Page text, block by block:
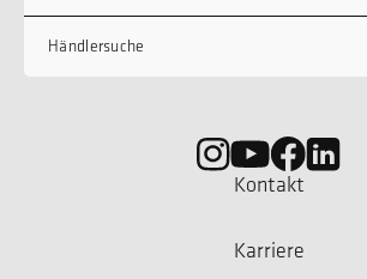
Händlersuche
Kontakt
Karriere